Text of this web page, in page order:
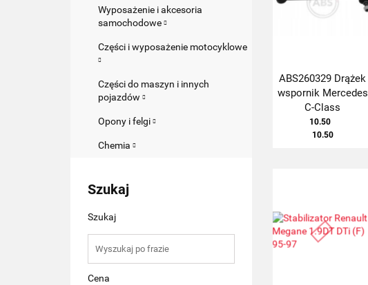
Wyposażenie i akcesoria
samochodowe
Części i wyposażenie motocyklowe
Części do maszyn i innych
pojazdów
Opony i felgi
Chemia
Szukaj
Szukaj
Cena
ABS260329 Drążek
wspornik Mercedes
C-Class
10.50
10.50